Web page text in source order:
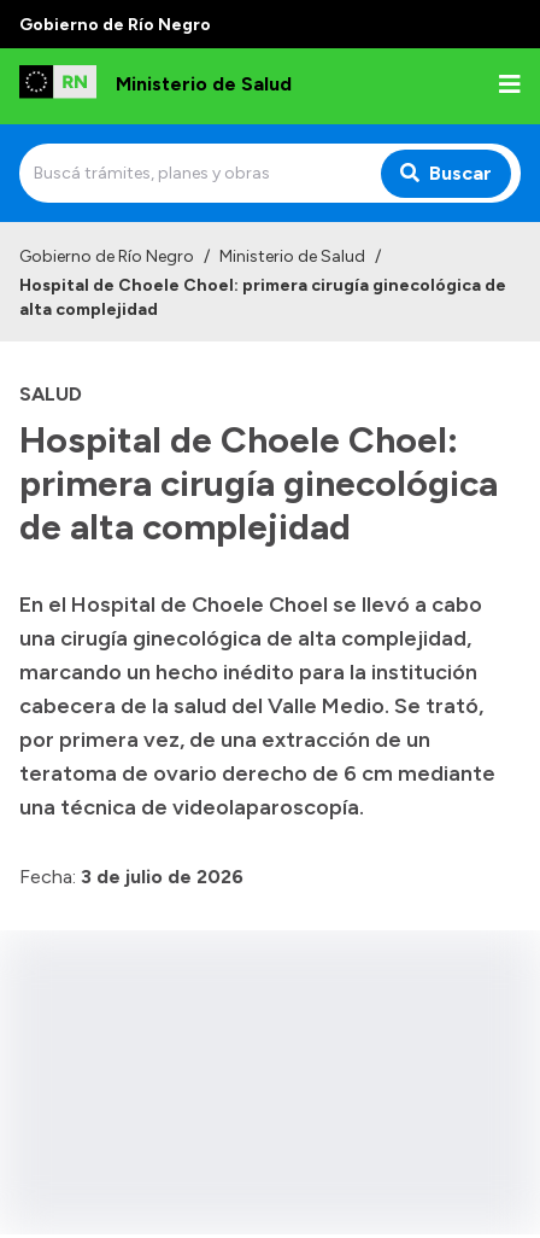
Gobierno de Río Negro
Ministerio de Salud
Buscar
Institucional
Autoridades
Consejos locales
Transparencia
Boletín Oficial
Compras y licitaciones
Consulta de expedientes
Consulta de pago a proveedores
Convocatorias
Intranet
Gobierno de Río Negro / Ministerio de Salud /
Hospital de Choele Choel: primera cirugía ginecológica de
alta complejidad
SALUD
Hospital de Choele Choel:
primera cirugía ginecológica
de alta complejidad
En el Hospital de Choele Choel se llevó a cabo
una cirugía ginecológica de alta complejidad,
marcando un hecho inédito para la institución
cabecera de la salud del Valle Medio. Se trató,
por primera vez, de una extracción de un
teratoma de ovario derecho de 6 cm mediante
una técnica de videolaparoscopía.
Fecha: 3 de julio de 2026